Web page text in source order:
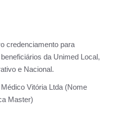
credenciamento para
da Unimed Local,
e Nacional.
Vitória Ltda (Nome
Master)